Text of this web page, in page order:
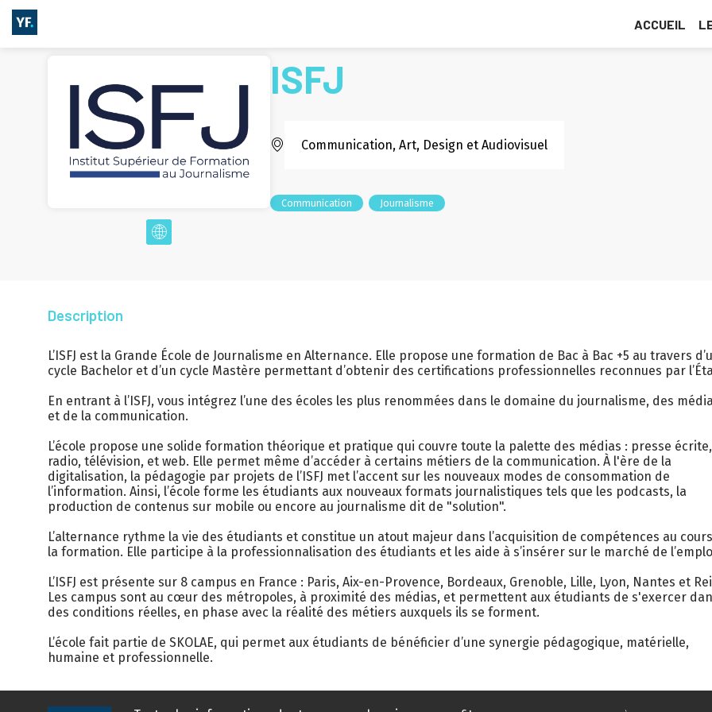
ACCUEIL
ISFJ
Communication, Art, Design et Audiovisuel
Communication Journalisme
Description
L’ISFJ est la Grande École de Journalisme en Alternance. Elle propose une formation de Bac à Bac +5 au travers
cycle Bachelor et d’un cycle Mastère permettant d’obtenir des certifications professionnelles reconnues par
En entrant à l’ISFJ, vous intégrez l’une des écoles les plus renommées dans le domaine du journalisme, des
et de la communication.
L’école propose une solide formation théorique et pratique qui couvre toute la palette des médias : presse écrite,
radio, télévision, et web. Elle permet même d’accéder à certains métiers de la communication. À l'ère de la
digitalisation, la pédagogie par projets de l’ISFJ met l’accent sur les nouveaux modes de consommation de
l’information. Ainsi, l’école forme les étudiants aux nouveaux formats journalistiques tels que les podcasts, la
production de contenus sur mobile ou encore au journalisme dit de "solution".
L’alternance rythme la vie des étudiants et constitue un atout majeur dans l’acquisition de compétences au
la formation. Elle participe à la professionnalisation des étudiants et les aide à s’insérer sur le marché de
L’ISFJ est présente sur 8 campus en France : Paris, Aix-en-Provence, Bordeaux, Grenoble, Lille, Lyon, Nantes et
Les campus sont au cœur des métropoles, à proximité des médias, et permettent aux étudiants de s'exercer
des conditions réelles, en phase avec la réalité des métiers auxquels ils se forment.
L’école fait partie de SKOLAE, qui permet aux étudiants de bénéficier d’une synergie pédagogique, matérielle,
humaine et professionnelle.